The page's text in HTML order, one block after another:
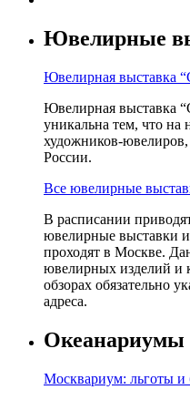
Ювелирные
Ювелирная выставка
Ювелирная выставка
уникальна тем, что на
художников-
России.
Все ювелирные
В расписании
ювелирные выставки
проходят в Москве.
ювелирных изделий и
обзорах обязательно
адреса.
Океанариумы
Москвариум: льготы и